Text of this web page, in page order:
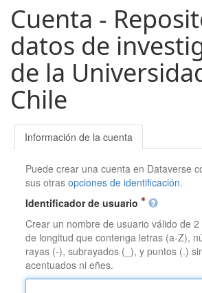
Cuenta -
datos de
de la
Chile
Información de la cuenta
Puede crear una cuenta en Dataverse
sus otrasopciones de identificación.
Identificador de usuario
Crear un nombre de usuario válido de
de longitud que contenga letras (a-Z),
rayas (-), subrayados (_), y puntos (.)
acentuados ni eñes.